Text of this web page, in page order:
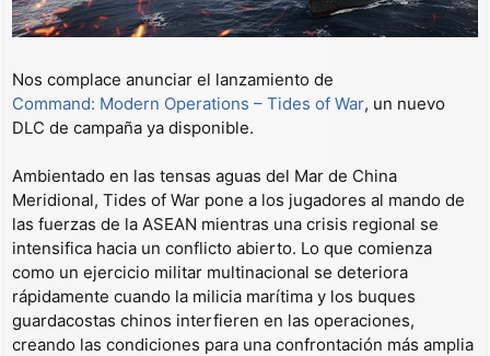
Nos complace anunciar el lanzamiento de
Command: Modern Operations – Tides of War, un nuevo
DLC de campaña ya disponible.
Ambientado en las tensas aguas del Mar de China
Meridional, Tides of War pone a los jugadores al mando de
las fuerzas de la ASEAN mientras una crisis regional se
intensifica hacia un conflicto abierto. Lo que comienza
como un ejercicio militar multinacional se deteriora
rápidamente cuando la milicia marítima y los buques
guardacostas chinos interfieren en las operaciones,
creando las condiciones para una confrontación más amplia